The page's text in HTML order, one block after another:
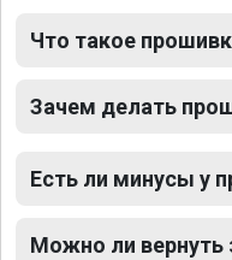
Что такое
Зачем делать
Есть ли минусы у
Можно ли вернуть